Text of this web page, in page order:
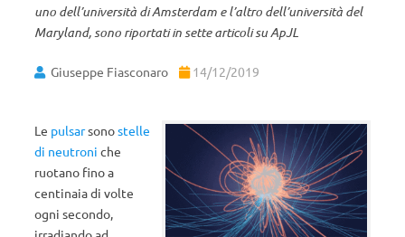
uno dell’università di Amsterdam e l’altro dell’università del
Maryland, sono riportati in sette articoli su ApJL
Giuseppe Fiasconaro 14/12/2019
Le pulsarsonostelle
di neutroni che
ruotano fino a
centinaia di volte
ogni secondo,